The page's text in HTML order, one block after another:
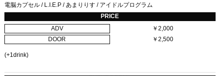
e
b
t
t
b
l
電脳カプセル / L.I.E.P / あまりりす / アイドルプログラム
PRICE
ADV
￥2,000
DOOR
￥2,500
(+1drink)